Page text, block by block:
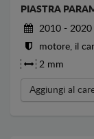
PIASTRA
2010 - 2020
motore, il
2 mm
Aggiungi al